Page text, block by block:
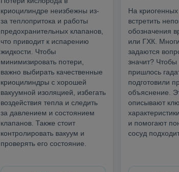
криоцилиндре неизбежны из-
за теплопритока и работы
предохранительных клапанов,
что приводит к испарению
жидкости. Чтобы
минимизировать потери,
важно выбирать качественные
криоцилиндры с хорошей
вакуумной изоляцией, избегать
воздействия тепла и следить
за давлением и состоянием
клапанов. Также стоит
контролировать вакуум и
проверять его состояние.
На
встретить
обозначения
или ГХК.
задаются
значит?
пришлось
подготовили
объяснение.
описывают
и помогают
сосуд